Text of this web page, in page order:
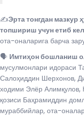
✍️Эрта тонгдан мазкур
топшириш учун етиб
ота-оналарига барча
🗣 Имтиҳон бошланиш
мусулмонлари идораси
Салоҳиддин Шерхонов,
ходими Элёр Алимқулов,
қозиси Баҳрамиддин
мураббийлар, ота-